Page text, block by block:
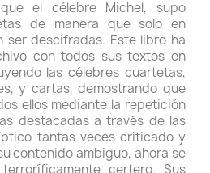
el célebre Michel, supo
de manera que solo en
ser descifradas. Este libro ha
con todos sus textos en
las célebres cuartetas,
y cartas, demostrando que
ellos mediante la repetición
destacadas a través de las
tantas veces criticado y
contenido ambiguo, ahora se
certero. Sus